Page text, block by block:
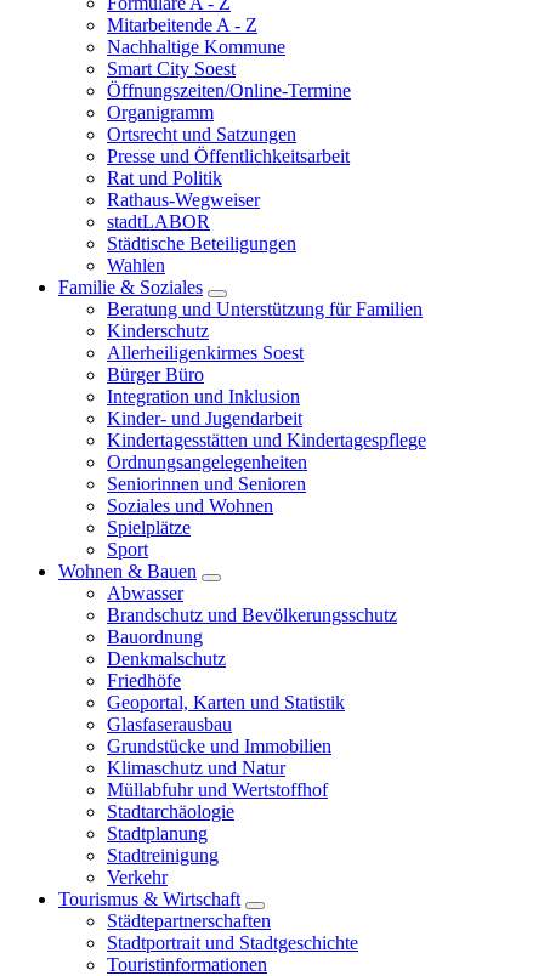
Mitarbeitende A - Z
Nachhaltige Kommune
Smart City Soest
Öffnungszeiten/Online-Termine
Organigramm
Ortsrecht und Satzungen
Presse und Öffentlichkeitsarbeit
Rat und Politik
Rathaus-Wegweiser
stadtLABOR
Städtische Beteiligungen
Wahlen
Familie & Soziales
Beratung und Unterstützung für Familien
Kinderschutz
Allerheiligenkirmes Soest
Bürger Büro
Integration und Inklusion
Kinder- und Jugendarbeit
Kindertagesstätten und Kindertagespflege
Ordnungsangelegenheiten
Seniorinnen und Senioren
Soziales und Wohnen
Spielplätze
Sport
Wohnen & Bauen
Abwasser
Brandschutz und Bevölkerungsschutz
Bauordnung
Denkmalschutz
Friedhöfe
Geoportal, Karten und Statistik
Glasfaserausbau
Grundstücke und Immobilien
Klimaschutz und Natur
Müllabfuhr und Wertstoffhof
Stadtarchäologie
Stadtplanung
Stadtreinigung
Verkehr
Tourismus & Wirtschaft
Städtepartnerschaften
Stadtportrait und Stadtgeschichte
Touristinformationen